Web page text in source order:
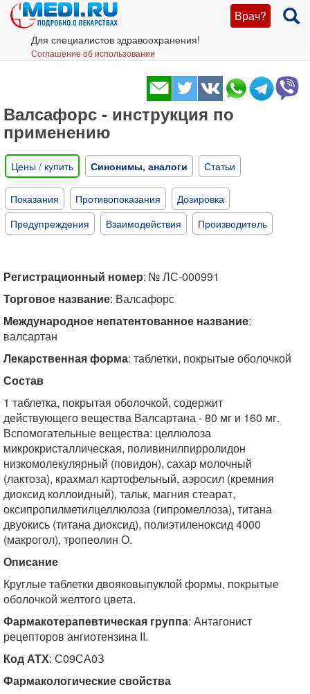
Врач?
Для специалистов здравоохранения!
Соглашение об использовании
Валсафорс - инструкция по
применению
Цены / купить Синонимы, аналоги Статьи
Показания Противопоказания
Дозировка
Предупреждения
Взаимодействия Производитель
Регистрационный номер: № ЛС-000991
Торговое название: Валсафорс
Международное непатентованное название:
валсартан
Лекарственная форма: таблетки, покрытые оболочкой
Состав
1 таблетка, покрытая оболочкой, содержит
действующего вещества Валсартана - 80 мг и 160 мг.
Вспомогательные вещества: целлюлоза
микрокристаллическая, поливинилпирролидон
низкомолекулярный (повидон), сахар молочный
(лактоза), крахмал картофельный, аэросил (кремния
диоксид коллоидный), тальк, магния стеарат,
оксипропилметилцеллюлоза (гипромеллоза), титана
двуокись (титана диоксид), полиэтиленоксид 4000
(макрогол), тропеолин О.
Описание
Круглые таблетки двояковыпуклой формы, покрытые
оболочкой желтого цвета.
Фармакотерапевтическая группа: Антагонист
рецепторов ангиотензина II.
Код АТХ: С09СА0З
Фармакологические свойства